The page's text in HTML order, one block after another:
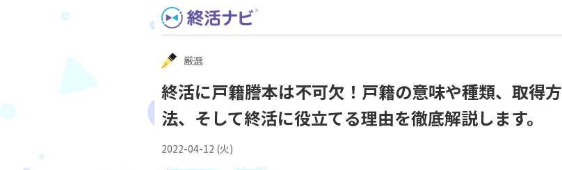
Skip
to
content
厳選
終活に戸籍謄本は不可欠！戸籍の意味や種類、取得方
法、そして終活に役立てる理由を徹底解説します。
2022-04-12 (火)